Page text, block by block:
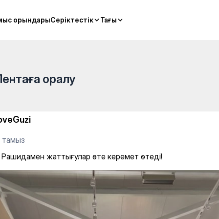
орындарыСеріктестік Тағы
орындарыСеріктестік Тағы
оралу
тамыз
жаттығулар өте керемет өтеді!